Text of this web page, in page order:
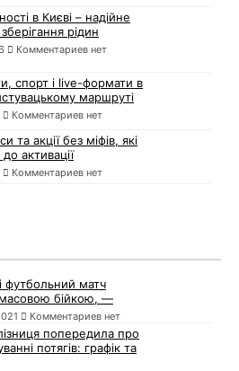
в Києві – надійне
рідин
Комментариев нет
спорт і live-формати в
маршруті
Комментариев нет
та акції без міфів, які
активації
Комментариев нет
футбольний матч
бійкою, —
Комментариев нет
попередила про
потягів: графік та